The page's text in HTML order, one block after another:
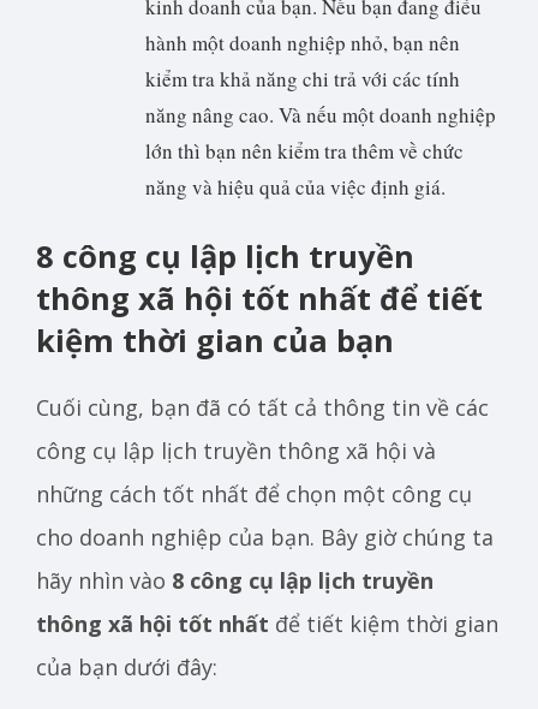
kinh doanh của bạn. Nếu bạn đang điều
hành một doanh nghiệp nhỏ, bạn nên
kiểm tra khả năng chi trả với các tính
năng nâng cao. Và nếu một doanh nghiệp
lớn thì bạn nên kiểm tra thêm về chức
năng và hiệu quả của việc định giá.
8 công cụ lập lịch truyền
thông xã hội tốt nhất để tiết
kiệm thời gian của bạn
Cuối cùng, bạn đã có tất cả thông tin về các
công cụ lập lịch truyền thông xã hội và
những cách tốt nhất để chọn một công cụ
cho doanh nghiệp của bạn. Bây giờ chúng ta
hãy nhìn vào 8 công cụ lập lịch truyền
thông xã hội tốt nhất để tiết kiệm thời gian
của bạn dưới đây: